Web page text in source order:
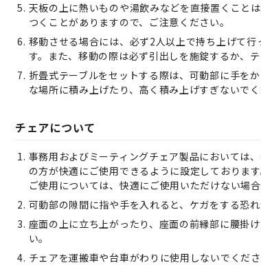
天板の上に熱いものや湯飲みなどを直接置くこと
つくことがありますので、ご注意ください。
移動させる場合には、必ず2人以上で持ち上げて
す。また、移動の際は必ず引出しを施錠するか、
折畳式テーブルをセットする際は、可動部に手を
な場所に積み上げたり、高く積み上げすぎないで
チェアについて
事務用およびミーティングチェア製品においては
の方が快適にご使用できるように設定しておりま
ご使用については、快適にご使用いただけない場
可動部の隙間に指や手を入れると、ケガをする恐れ
座面の上に立ち上がったり、座面の前縁部に腰掛
い。
チェアを運搬車や台車がわりに使用しないでくだ